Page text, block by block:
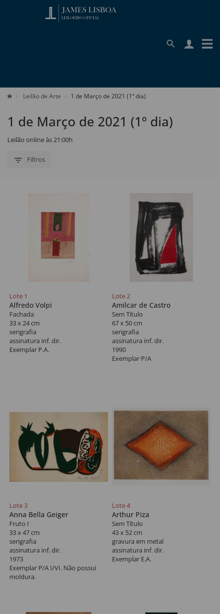
Leilão de Arte 1 de Março de 2021 (1º dia)
1 de Março de 2021 (1º dia)
Leilão online às 21:00h
Filtros
Lote 1
Alfredo Volpi
Fachada
33 x 24 cm
serigrafia
assinatura inf. dir.
Exemplar P.A.
Lote 2
Amilcar de Castro
Sem Título
67 x 50 cm
serigrafia
assinatura inf. dir.
1990
Exemplar P/A
Lote 3
Anna Bella Geiger
Fruto I
33 x 47 cm
serigrafia
assinatura inf. dir.
1973
Exemplar P/A I/VI. Não possui
moldura.
Lote 4
Arthur Piza
Sem Título
43 x 52 cm
gravura em metal
assinatura inf. dir.
Exemplar E.A.